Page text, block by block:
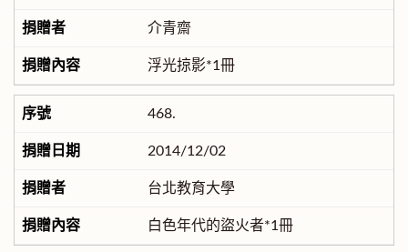
介青齋
浮光掠影*1冊
468.
2014/12/02
台北教育大學
白色年代的盜火者*1冊